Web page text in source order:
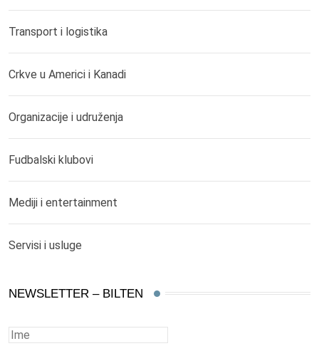
Transport i logistika
Crkve u Americi i Kanadi
Organizacije i udruženja
Fudbalski klubovi
Mediji i entertainment
Servisi i usluge
NEWSLETTER – BILTEN